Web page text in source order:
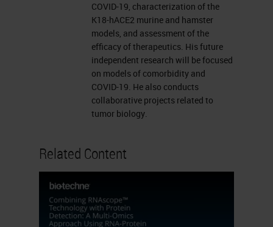
COVID-19, characterization of the
K18-hACE2 murine and hamster
models, and assessment of the
efficacy of therapeutics. His future
independent research will be focused
on models of comorbidity and
COVID-19. He also conducts
collaborative projects related to
tumor biology.
Related Content